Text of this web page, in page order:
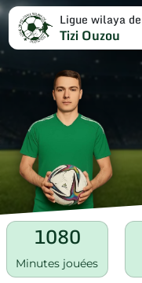
Ligue wilaya
Tizi Ouzou
1080
Minutes jouées